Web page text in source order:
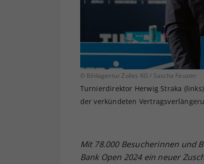
© Bildagentur Zolles KG / Sascha Feuster
Turnierdirektor Herwig Straka
der verkündeten
Mit 78.000 Besucherinnen und
Bank Open 2024 ein neuer